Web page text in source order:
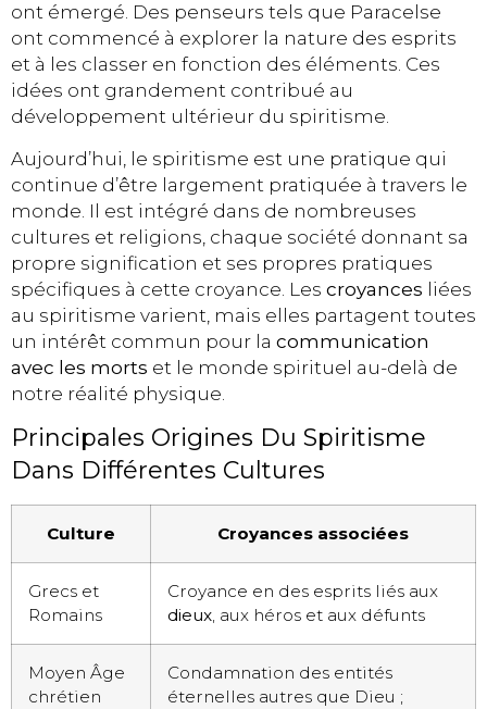
ont émergé. Des penseurs tels que Paracelse
ont commencé à explorer la nature des esprits
et à les classer en fonction des éléments. Ces
idées ont grandement contribué au
développement ultérieur du spiritisme.
Aujourd’hui, le spiritisme est une pratique qui
continue d’être largement pratiquée à travers le
monde. Il est intégré dans de nombreuses
cultures et religions, chaque société donnant sa
propre signification et ses propres pratiques
spécifiques à cette croyance. Les croyances liées
au spiritisme varient, mais elles partagent toutes
un intérêt commun pour la communication
avec les morts et le monde spirituel au-delà de
notre réalité physique.
Principales Origines Du Spiritisme
Dans Différentes Cultures
Culture Croyances associées
Grecs et
Romains
Croyance en des esprits liés aux
dieux, aux héros et aux défunts
Moyen Âge
chrétien
Condamnation des entités
éternelles autres que Dieu ;